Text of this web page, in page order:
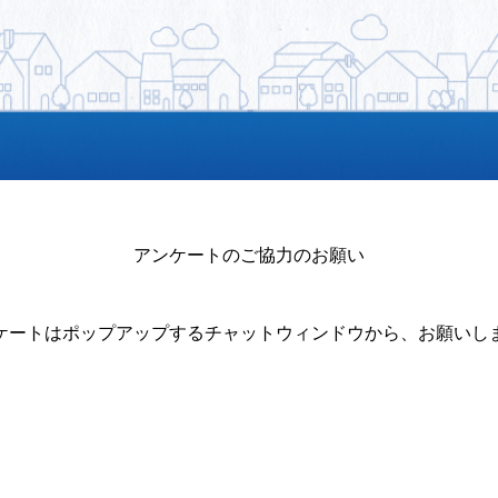
アンケートのご協力のお願い
ートはポップアップするチャットウィンドウから、お願いし